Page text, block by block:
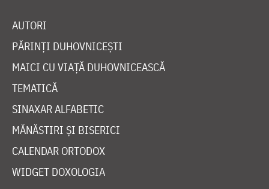
AUTORI
PĂRINȚI DUHOVNICEȘTI
MAICI CU VIAȚĂ DUHOVNICEASCĂ
TEMATICĂ
SINAXAR ALFABETIC
MĂNĂSTIRI ȘI BISERICI
CALENDAR ORTODOX
WIDGET DOXOLOGIA